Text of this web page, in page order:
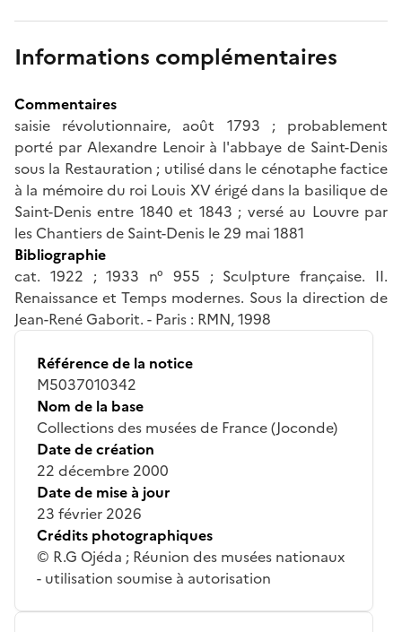
Informations complémentaires
Commentaires
saisie révolutionnaire, août 1793 ; probablement
porté par Alexandre Lenoir à l'abbaye de Saint-Denis
sous la Restauration ; utilisé dans le cénotaphe factice
à la mémoire du roi Louis XV érigé dans la basilique de
Saint-Denis entre 1840 et 1843 ; versé au Louvre par
les Chantiers de Saint-Denis le 29 mai 1881
Bibliographie
cat. 1922 ; 1933 n° 955 ; Sculpture française. II.
Renaissance et Temps modernes. Sous la direction de
Jean-René Gaborit. - Paris : RMN, 1998
Référence de la notice
M5037010342
Nom de la base
Collections des musées de France (Joconde)
Date de création
22 décembre 2000
Date de mise à jour
23 février 2026
Crédits photographiques
© R.G Ojéda ; Réunion des musées nationaux
- utilisation soumise à autorisation